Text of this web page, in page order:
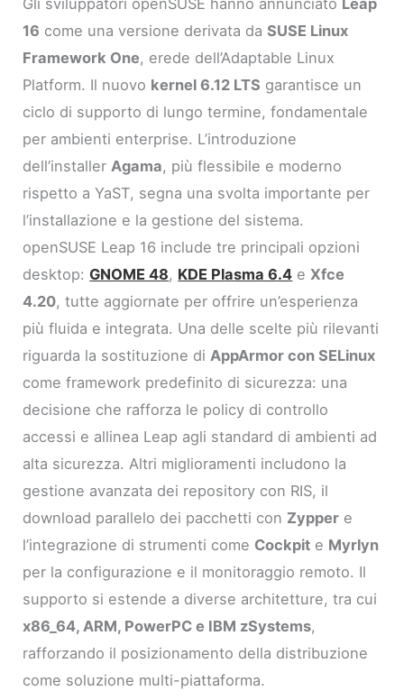
Gli sviluppatori openSUSE hanno annunciato Leap
16 come una versione derivata daSUSE Linux
Framework One, erede dell’Adaptable Linux
Platform. Il nuovo kernel 6.12 LTS garantisce un
ciclo di supporto di lungo termine, fondamentale
per ambienti enterprise. L’introduzione
dell’installerAgama, più flessibile e moderno
rispetto a YaST, segna una svolta importante per
l’installazione e la gestione del sistema.
openSUSE Leap 16 include tre principali opzioni
desktop:GNOME 48, KDE Plasma 6.4 eXfce
4.20, tutte aggiornate per offrire un’esperienza
più fluida e integrata. Una delle scelte più rilevanti
riguarda la sostituzione diAppArmor con SELinux
come framework predefinito di sicurezza: una
decisione che rafforza le policy di controllo
accessi e allinea Leap agli standard di ambienti ad
alta sicurezza. Altri miglioramenti includono la
gestione avanzata dei repository con RIS, il
download parallelo dei pacchetti con Zypper e
l’integrazione di strumenti come Cockpit e Myrlyn
per la configurazione e il monitoraggio remoto. Il
supporto si estende a diverse architetture, tra cui
x86_64, ARM, PowerPC e IBM zSystems,
rafforzando il posizionamento della distribuzione
come soluzione multi-piattaforma.